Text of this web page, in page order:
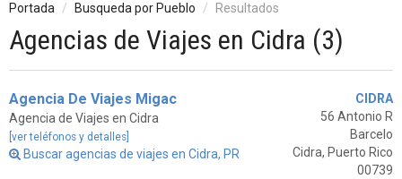
Portada Busqueda por Pueblo Resultados
Agencias de Viajes en Cidra (3)
Agencia De Viajes Migac
Agencia de Viajes en Cidra
[ver teléfonos y detalles]
Buscar agencias de viajes en Cidra, PR
CIDRA
56 Antonio R
Barcelo
Cidra, Puerto Rico
00739